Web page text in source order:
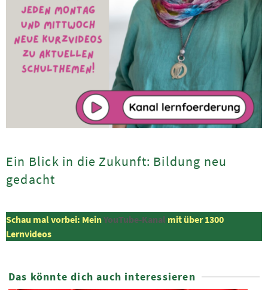
Ein Blick in die Zukunft: Bildung neu
gedacht
Schau mal vorbei: MeinYouTube-Kanal mit über 1300
Lernvideos
Das könnte dich auch interessieren